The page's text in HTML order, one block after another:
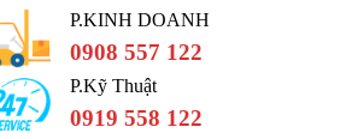
P.KINH DOANH
0908 557 122
P.Kỹ Thuật
0919 558 122